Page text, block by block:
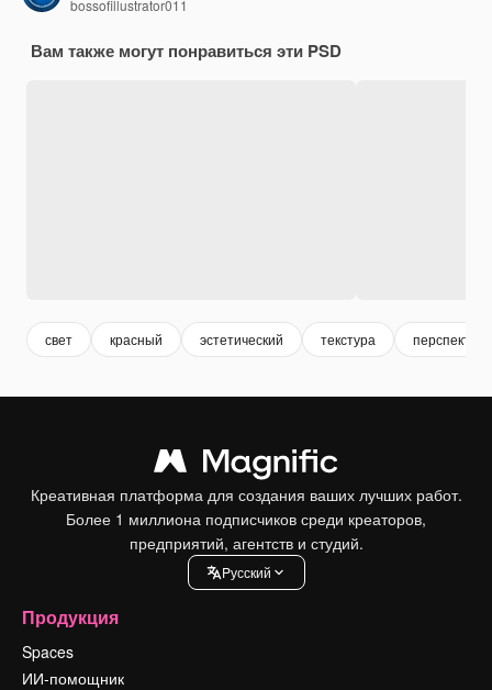
bossofillustrator011
Вам также могут понравиться эти PSD
свет красный эстетический текстура
Креативная платформа для создания ваших лучших работ.
Более 1 миллиона подписчиков среди креаторов,
предприятий, агентств и студий.
Pусский
Продукция
Spaces
ИИ-помощник